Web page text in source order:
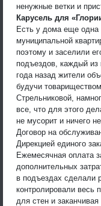
ненужные ветки и
Карусель для
Есть у дома еще одна
муниципальной
поэтому и заселили
подъездов, каждый
года назад жители
будучи
Стрельниковой,
все, что для этого
не мусорит и ничего
Договор на
Дирекцией единого
Ежемесячная оплата
дополнительных
в подъездах сделали
контролировали весь
для стен и